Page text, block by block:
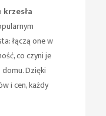
krzesła
łączą one w
co czyni je
Dzięki
i cen, każdy